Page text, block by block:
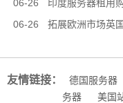
06-26
印度服务器租用
06-26
拓展欧洲市场英
友情链接： 德国服务器
务器
美国